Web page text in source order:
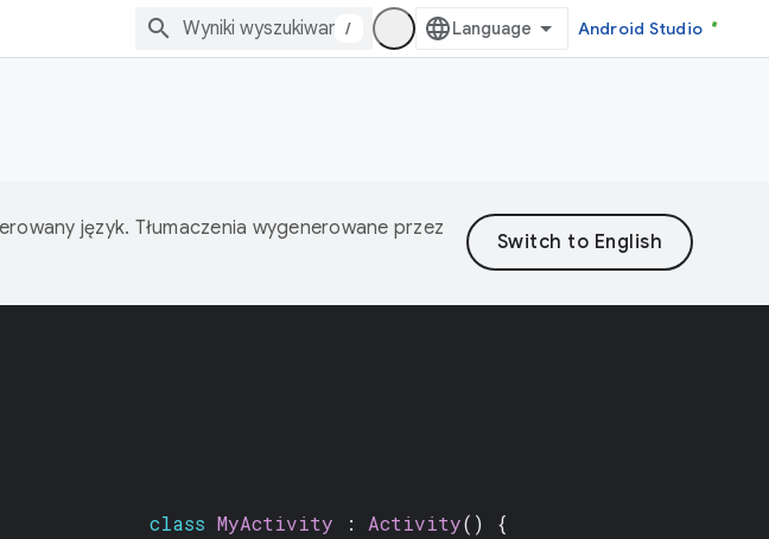
/ Android Studio
język. Tłumaczenia wygenerowane przez
class MyActivity : Activity() {